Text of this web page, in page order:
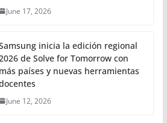
June 17, 2026
inicia la edición regional
2026 de Solve for Tomorrow con
más países y nuevas herramientas
June 12, 2026